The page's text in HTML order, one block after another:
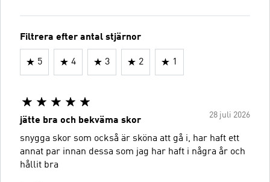
Filtrera efter antal stjärnor
5 4 3 2 1
28 juli 2026
jätte bra och bekväma skor
snygga skor som också är sköna att gå i, har haft ett
annat par innan dessa som jag har haft i några år och
hållit bra